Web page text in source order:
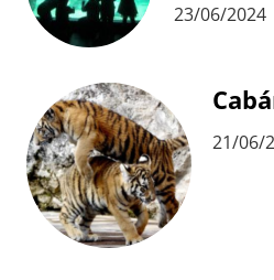
23/06/2024
21/06/